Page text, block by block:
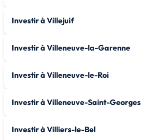
Investir à Villejuif
Investir à Villeneuve-la-Garenne
Investir à Villeneuve-le-Roi
Investir à Villeneuve-Saint-Georges
Investir à Villiers-le-Bel